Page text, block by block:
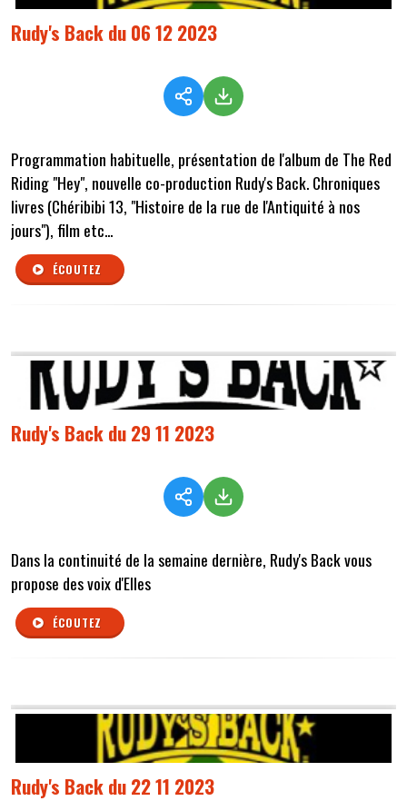
Rudy's Back du 06 12 2023
Programmation habituelle, présentation de l'album de The Red
Riding "Hey", nouvelle co-production Rudy's Back. Chroniques
livres (Chéribibi 13, "Histoire de la rue de l'Antiquité à nos
jours"), film etc...
ÉCOUTEZ
Rudy's Back du 29 11 2023
Dans la continuité de la semaine dernière, Rudy's Back vous
propose des voix d'Elles
ÉCOUTEZ
Rudy's Back du 22 11 2023